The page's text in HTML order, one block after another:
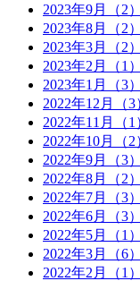
2023年9月（2）
2023年8月（2）
2023年3月（2）
2023年2月（1）
2023年1月（3）
2022年12月（3
2022年11月（1
2022年10月（2
2022年9月（3）
2022年8月（2）
2022年7月（3）
2022年6月（3）
2022年5月（1）
2022年3月（6）
2022年2月（1）